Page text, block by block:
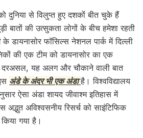
दुनिया से विलुप्त हुए दशकों बीत चुके हैं
की उत्सुकता लोगों के बीच हमेशा रहती
के डायनासोर फॉसिल्स नेशनल पार्क में दिल्ली
की एक टीम को डायनासोर का एक
दरअसल, यह अलग और चौकाने वाली बात
अंडे के अंदर भी एक अंडाहै। विश्वविद्यालय
ऐसा अंडा शायद जीवाश्म इतिहास में
अद्भुत अविश्‍वसनीय रिसर्च को साइंटिफिक
गया है।